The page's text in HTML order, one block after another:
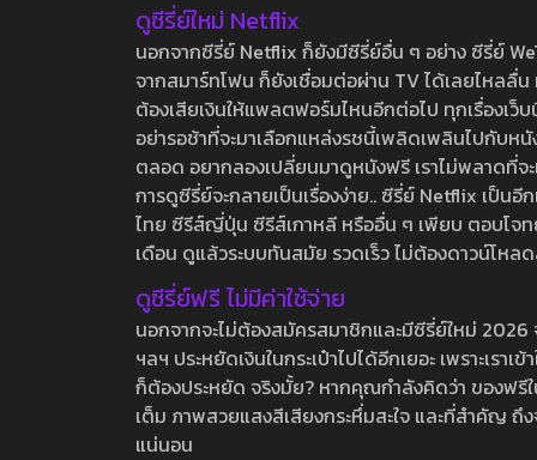
ดูซีรี่ย์ใหม่ Netflix
นอกจากซีรี่ย์ Netflix ก็ยังมีซีรี่ย์อื่น ๆ อย่าง ซีรี่ย์
จากสมาร์ทโฟน ก็ยังเชื่อมต่อผ่าน TV ได้เลยไหลลื่
ต้องเสียเงินให้แพลตฟอร์มไหนอีกต่อไป ทุกเรื่องเว็
อย่ารอช้าที่จะมาเลือกแหล่งรชนี้เพลิดเพลินไปกับห
ตลอด อยากลองเปลี่ยนมาดูหนังฟรี เราไม่พลาดที่
การดูซีรี่ย์จะกลายเป็นเรื่องง่าย.. ซีรี่ย์ Netflix เป็น
ไทย ซีรีส์ญี่ปุ่น ซีรีส์เกาหลี หรืออื่น ๆ เพียบ ตอบโจท
เดือน ดูแล้วระบบทันสมัย รวดเร็ว ไม่ต้องดาวน์โห
ดูซีรี่ย์ฟรี ไม่มีค่าใช้จ่าย
นอกจากจะไม่ต้องสมัครสมาชิกและมีซีรี่ย์ใหม่
ฯลฯ ประหยัดเงินในกระเป๋าไปได้อีกเยอะ เพราะเร
ก็ต้องประหยัด จริงมั้ย? หากคุณกำลังคิดว่า ของฟ
เต็ม ภาพสวยแสงสีเสียงกระหึ่มสะใจ และที่สำคัญ
แน่นอน